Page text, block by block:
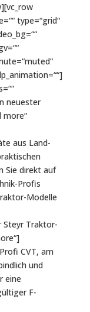
type=“grid“
neuester
more“
aus Land-
Sie direkt auf
Profis
Modelle
Steyr Traktor-
CVT, am
und
eine
F-